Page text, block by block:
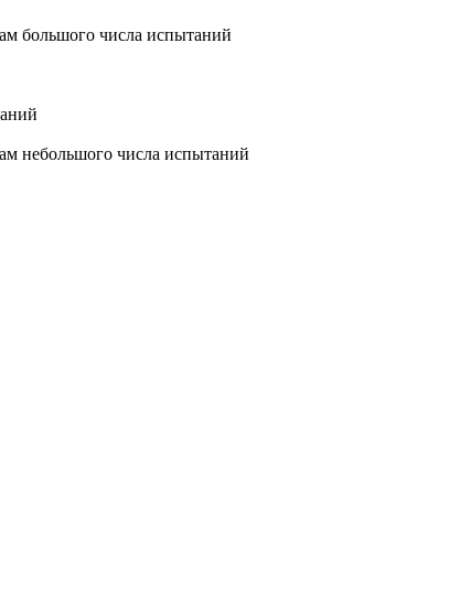
большого числа испытаний
небольшого числа испытаний